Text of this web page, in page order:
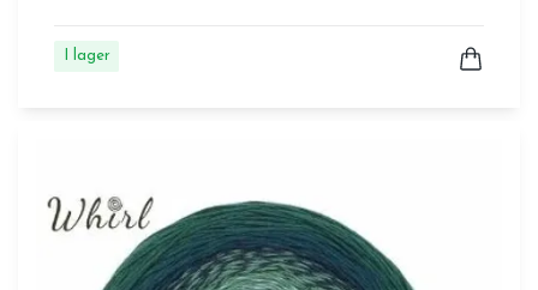
I lager